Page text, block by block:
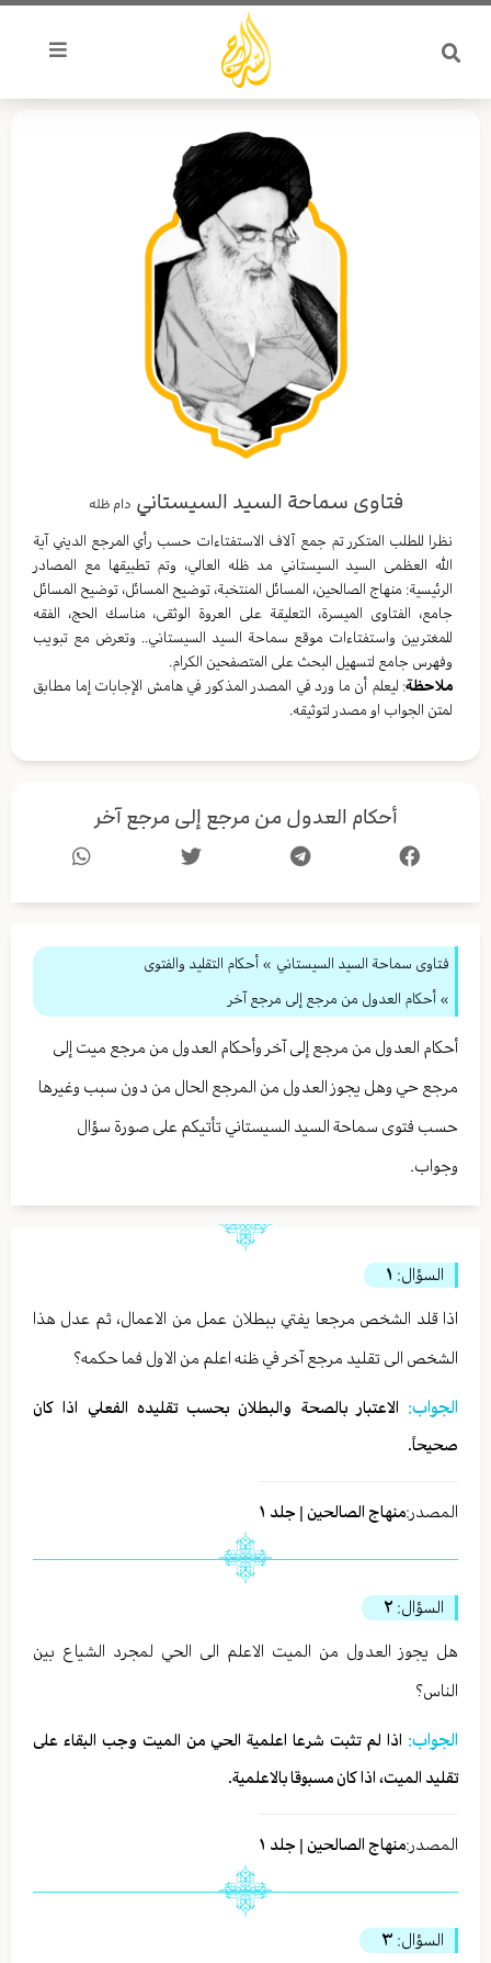
تخطي
المحتوى
فتاوى سماحة السيد السيستاني دام ظله
نظرا للطلب المتكرر تم جمع آلاف الاستفتاءات حسب رأي المرجع الديني آية
الله العظمى السيد السيستاني مد ظله العالي، وتم تطبيقها مع المصادر
الرئيسية: منهاج الصالحين، المسائل المنتخبة، توضيح المسائل، توضيح المسائل
جامع، الفتاوى الميسرة، التعليقة على العروة الوثقى، مناسك الحج، الفقه
للمغتربين واستفتاءات موقع سماحة السيد السيستاني.. وتعرض مع تبويب
وفهرس جامع لتسهيل البحث على المتصفحين الكرام.
ملاحظة: ليعلم أن ما ورد في المصدر المذكور في هامش الإجابات إما مطابق
لمتن الجواب او مصدر لتوثيقه.
أحكام العدول من مرجع إلى مرجع آخر
فتاوى سماحة السيد السيستاني » أحكام التقليد والفتوى
» أحكام العدول من مرجع إلى مرجع آخر
أحكام العدول من مرجع إلى آخر وأحكام العدول من مرجع ميت إلى
مرجع حي وهل يجوز العدول من المرجع الحال من دون سبب وغيرها
حسب فتوى سماحة السيد السيستاني تأتيكم على صورة سؤال
وجواب.
السؤال: ١
اذا قلد الشخص مرجعا يفتي ببطلان عمل من الاعمال، ثم عدل هذا
الشخص الى تقليد مرجع آخر في ظنه اعلم من الاول فما حكمه؟
الجواب: الاعتبار بالصحة والبطلان بحسب تقليده الفعلي اذا كان
صحيحاً.
المصدر:منهاج الصالحين | جلد ١
السؤال: ٢
هل يجوز العدول من الميت الاعلم الى الحي لمجرد الشياع بين
الناس؟
الجواب:
اذا لم تثبت شرعا اعلمية الحي من‎ الميت وجب البقاء على
تقليد الميت، اذا كان مسبوقا بالاعلمية.
المصدر:منهاج الصالحين | جلد ١
السؤال: ٣